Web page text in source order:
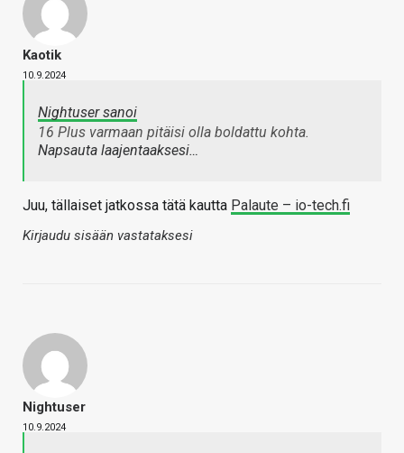
Kaotik
10.9.2024
Nightuser sanoi
16 Plus varmaan pitäisi olla boldattu kohta.
Napsauta laajentaaksesi…
Juu, tällaiset jatkossa tätä kautta Palaute – io-tech.fi
Kirjaudu sisään vastataksesi
Nightuser
10.9.2024